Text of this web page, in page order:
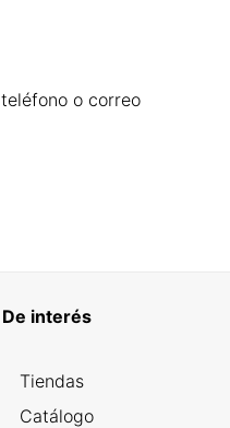
o correo
De interés
Tiendas
Catálogo